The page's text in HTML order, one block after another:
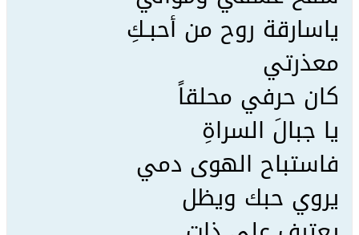
ياسارقة روح من أحبـكِ
معذرتي
كان حرفي محلقاً
يا جبالَ السراةِ
فاستباح الهوى دمي
يروي حبك ويظل